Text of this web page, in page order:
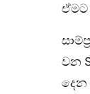
ඒමට
වන
දෙන